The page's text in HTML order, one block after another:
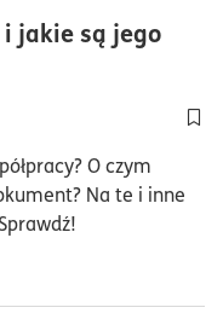
jakie są jego
O czym
Na te i inne